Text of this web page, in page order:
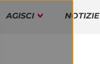
AGISCI NOTIZIE